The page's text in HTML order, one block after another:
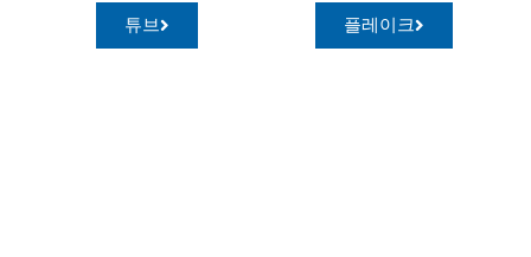
튜브 플레이크